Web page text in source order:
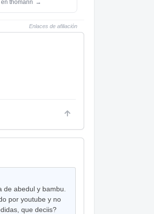
en thomann →
Enlaces de afiliación
abedul y bambu.
por youtube y no
que deciis?